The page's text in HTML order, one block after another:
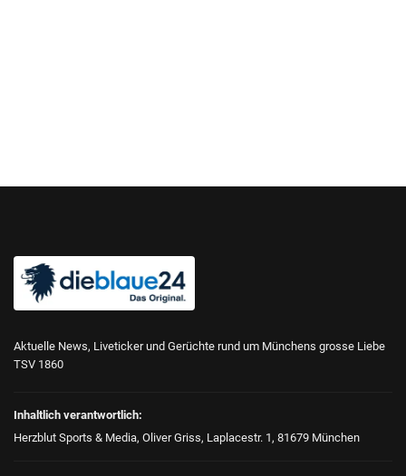
Aktuelle News, Liveticker und Gerüchte rund um Münchens grosse Liebe
TSV 1860
Inhaltlich verantwortlich:
Herzblut Sports & Media, Oliver Griss, Laplacestr. 1, 81679 München